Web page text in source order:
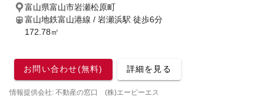
富山県富山市岩瀬松原町
富山地鉄富山港線 / 岩瀬浜駅 徒歩6分
172.78㎡
お問い合わせ(無料) 詳細を見る
情報提供会社: 不動産の窓口 (株)エーピーエス